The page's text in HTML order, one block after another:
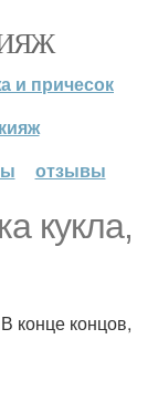
и причесок
отзывы
кукла,
конце концов,